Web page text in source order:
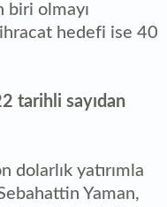
biri olmayı
hedefi ise 40
tarihli sayıdan
dolarlık yatırımla
Yaman,